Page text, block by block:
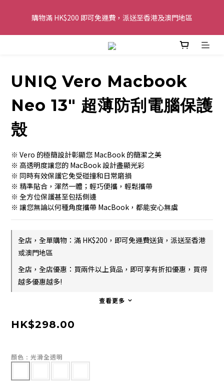
購物滿 HK$200 即可免運費，派送至香港及澳門地區
購物滿 HK$200 即可免運費，派送至香港及澳門地區
全單金額：每滿 HK$250，以轉數快或八達通方式付款，額外再減
歡迎 WhatsApp 6123 6918 查詢或電郵到
UNIQ Vero Macbook
Neo 13" 超薄防刮電腦保護
殼
※ Vero 的極簡設計彰顯您 MacBook 的簡潔之美
※ 高透明度讓您的 MacBook 設計盡顯光彩
※ 同時有效保護它免受碰撞和日常磨損
※ 精準貼合，渾然一體；輕巧便攜，輕鬆攜帶
※ 全方位保護甚至包括側邊
※ 讓您無論以何種角度攜帶 MacBook，都能安心無虞
全店，全單購物：滿 HK$200，即可免運費送貨，派送至香港
或澳門地區
全店，全店優惠：買兩件以上貨品，即可享有折扣優惠，買得
越多優惠越多!
查看更多
HK$298.00
顏色 : 光滑全透明